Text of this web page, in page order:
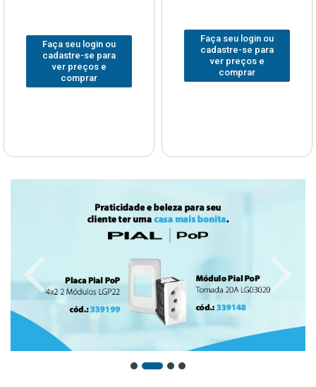
Faça seu login ou
cadastre-se para
ver preços e
comprar
Faça seu login ou
cadastre-se para
ver preços e
comprar